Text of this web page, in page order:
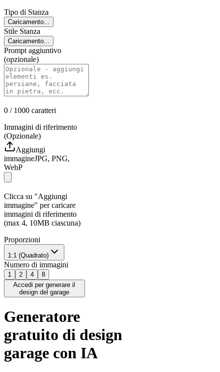
Tipo di Stanza
Caricamento...
Stile Stanza
Caricamento...
Prompt aggiuntivo
(opzionale)
0 / 1000 caratteri
Immagini di riferimento
(Opzionale)
Aggiungi
immagineJPG, PNG,
WebP
Clicca su "Aggiungi
immagine" per caricare
immagini di riferimento
(max 4, 10MB ciascuna)
Proporzioni
1:1 (Quadrato)
Numero di immagini
1 2 4
8
Accedi per generare il
design del garage
Generatore
gratuito di design
garage con IA